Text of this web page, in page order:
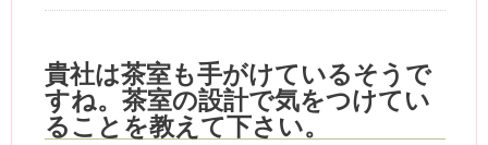
貴社は茶室も手がけているそうで
すね。茶室の設計で気をつけてい
ることを教えて下さい。